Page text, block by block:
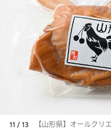
11 / 13
【山形県】オールクリ